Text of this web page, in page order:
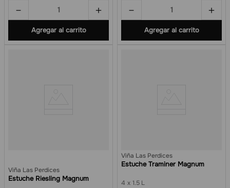
＋
－
Agregar al carrito
＋
－
Agregar al carrito
Viña Las Perdices
Estuche Riesling Magnum
Viña Las Perdices
Estuche Traminer Magnum
4 1.5 L